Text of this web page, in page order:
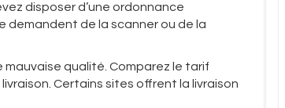
disposer d’une ordonnance
demandent de la scanner ou de la
qualité. Comparez le tarif
Certains sites offrent la livraison